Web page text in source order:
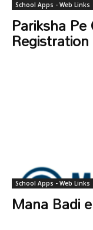
School Apps - Web Links
Pariksha
Registration
School Apps - Web Links
Mana Badi